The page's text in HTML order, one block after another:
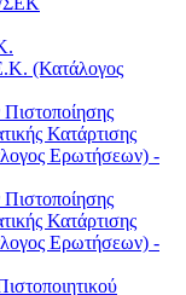
(Κατάλογος
Κατάρτισης
Ερωτήσεων) -
Κατάρτισης
Ερωτήσεων) -